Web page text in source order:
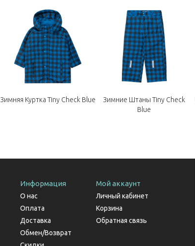
Зимняя Куртка Tiny Check Blue
Зимние Штаны Tiny Check
Blue
Информация
О нас
Оплата
Доставка
Обмен/Возврат
Мой аккаунт
Личный кабинет
Корзина
Обратная связь